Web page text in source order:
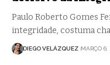
Paulo Roberto Gomes
integridade, costuma
DIEGO VELÁZQUEZ MARÇO 6,